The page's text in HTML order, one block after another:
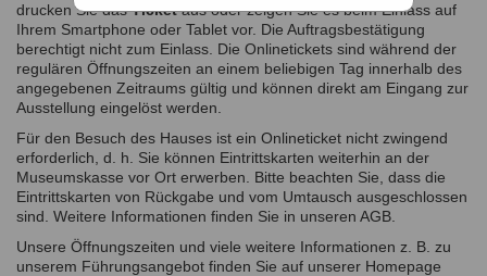
drucken Sie dasTicketaus oder zeigen Sie es beim Einlass auf
Ihrem Smartphone oder Tablet vor. Die Auftragsbestätigung
berechtigt nicht zum Einlass. Die Onlinetickets sind während der
regulären Öffnungszeiten an einem beliebigen Tag innerhalb des
angegebenen Zeitraums gültig und können direkt am Eingang zur
Ausstellung eingelöst werden.
Für den Besuch des Hauses ist ein Onlineticket nicht zwingend
erforderlich, d. h. Sie können Eintrittskarten weiterhin an der
Museumskasse vor Ort erwerben. Bitte beachten Sie, dass die
Eintrittskarten von Rückgabe und vom Umtausch ausgeschlossen
sind. Weitere Informationen finden Sie in unseren AGB.
Unsere Öffnungszeiten und viele weitere Informationen z. B. zu
unserem Führungsangebot finden Sie auf unserer Homepage